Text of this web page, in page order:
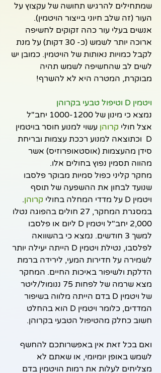
שמתחילים להרגיש תחושה של עקצוץ על
העור (זה שלב חיוני בייצור הויטמין).
אנשים בעלי עור כהה זקוקים לחשיפה
ארוכה יותר לשמש (כ- 30 דקות) על מנת
לקבל כמויות נאותות של הויטמין. כמובן יש
לשים לב שהחשיפה לשמש תהיה
מבוקרת, המטרה היא לא להשרף!
ויטמין D וטיפול טבעי בקרוהן
נמצא כי מינון של 1000-1200 יחב"ל
אצל חולי קרוהן עשוי למנוע חוסר בויטמין
D  וכתוצאה למנוע רככת עצמות ובריחת
סידן מהעצמות (אוסטאופרוזיס) אשר
מהווה תסמין נפוץ בחולים אלו.
מחקר קליני כפול סמיות מבוקר פלסבו
שנועד לבחון את ההשפעה של תוסף
ויטמין D על מדדי המחלה בחולי
קרוהן.
במסגרת המחקר, 27 חולים בהפוגה נטלו
2,000 יחב"ל ויטמין D ליום או פלסבו
למשך 3 חודשים. נמצא כי בהשוואה
לפלסבו, נטילת ויטמין D הייתה יעילה יותר
לשמירה על חדירות המעי, לירידה ברמת
הדלקת ולשיפור באיכות החיים. המחקר
מצא שרמה של לפחות 75 ננומול/ליטר
של ויטמין D בדם הייתה מלווה בשיפור
המדדים, כלומר ויטמין D הוא בהחלט
חשוב כחלק מהטיפול הטבעי בקרוהן.
ואם בכל זאת אין באפשרותכם להחשף
לשמש באופן יומיומי, או שאתם לא
מצליחים לעלות את רמות הויטמין בדם